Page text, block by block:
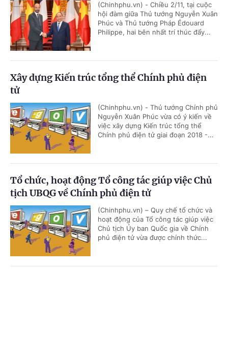
(Chinhphu.vn) - Chiều 2/11, tại cuộc
hội đàm giữa Thủ tướng Nguyễn Xuân
Phúc và Thủ tướng Pháp Édouard
Philippe, hai bên nhất trí thúc đẩy...
Xây dựng Kiến trúc tổng thể Chính phủ điện
tử
(Chinhphu.vn) - Thủ tướng Chính phủ
Nguyễn Xuân Phúc vừa có ý kiến về
việc xây dựng Kiến trúc tổng thể
Chính phủ điện tử giai đoạn 2018 -...
Tổ chức, hoạt động Tổ công tác giúp việc Chủ
tịch UBQG về Chính phủ điện tử
(Chinhphu.vn) – Quy chế tổ chức và
hoạt động của Tổ công tác giúp việc
Chủ tịch Ủy ban Quốc gia về Chính
phủ điện tử vừa được chính thức...